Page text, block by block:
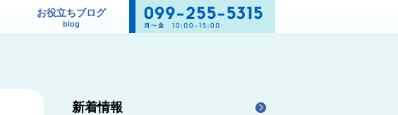
お役立ちブログ
blog
新着情報